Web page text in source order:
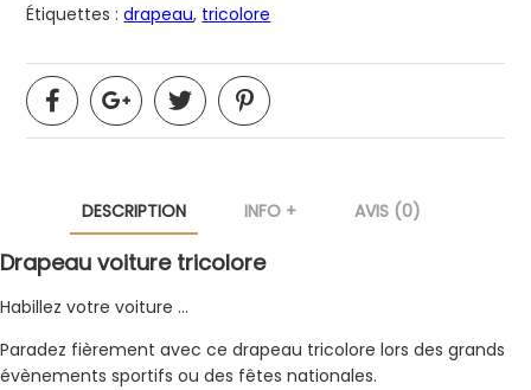
Étiquettes :drapeau, tricolore
DESCRIPTION INFO + AVIS (0)
Drapeau voiture tricolore
Habillez votre voiture …
Paradez fièrement avec ce drapeau tricolore lors des grands
évènements sportifs ou des fêtes nationales.